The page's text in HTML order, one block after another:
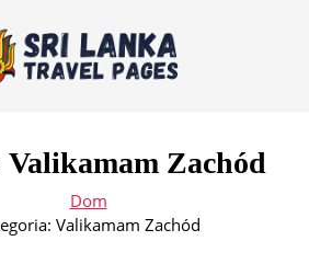
Valikamam Zachód
Dom
Valikamam Zachód